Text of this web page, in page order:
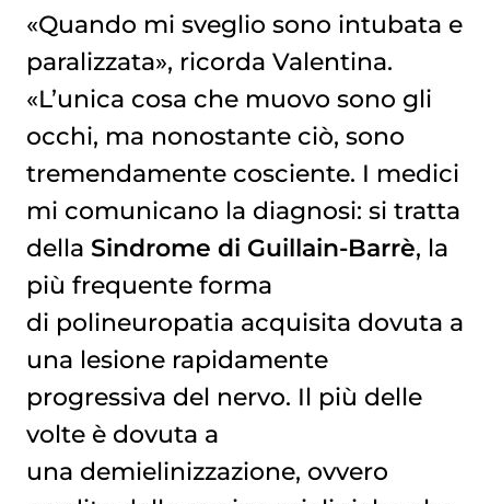
«Quando mi sveglio sono intubata e
paralizzata», ricorda Valentina.
«L’unica cosa che muovo sono gli
occhi, ma nonostante ciò, sono
tremendamente cosciente. I medici
mi comunicano la diagnosi: si tratta
della Sindrome di Guillain-Barrè, la
più frequente forma
di polineuropatia acquisita dovuta a
una lesione rapidamente
progressiva del nervo. Il più delle
volte è dovuta a
una demielinizzazione, ovvero